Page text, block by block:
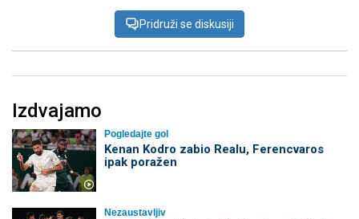
Pridruži se diskusiji
Izdvajamo
Pogledajte gol
Kenan Kodro zabio Realu, Ferencvaros
ipak poražen
Nezaustavljiv